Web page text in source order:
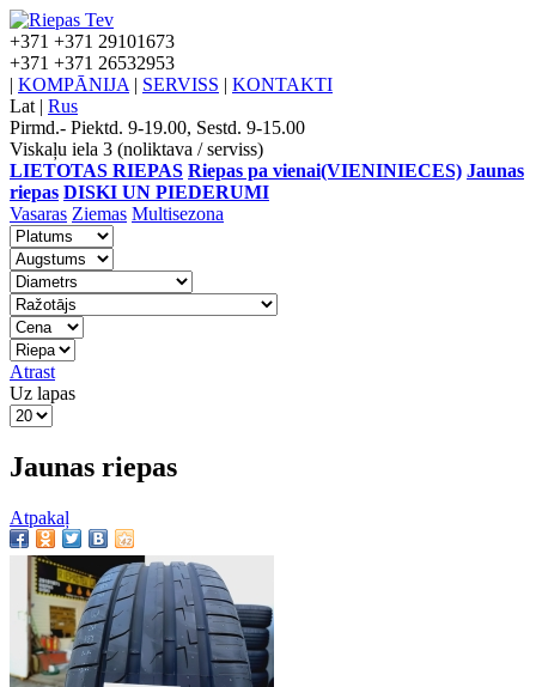
+371 +371 29101673
+371 +371 26532953
| KOMPĀNIJA | SERVISS | KONTAKTI
Lat | Rus
Pirmd.- Piektd. 9-19.00, Sestd. 9-15.00
Viskaļu iela 3 (noliktava / serviss)
LIETOTAS RIEPAS Riepas pa vienai(VIENINIECES) Jaunas
riepas DISKI UN PIEDERUMI
Vasaras Ziemas Multisezona
Atrast
Uz lapas
Jaunas riepas
Atpakaļ